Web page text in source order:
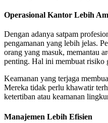
Operasional Kantor Lebih
Dengan adanya satpam
pengamanan yang lebih jelas.
orang yang masuk, memantau
penting. Hal ini membuat risiko
Keamanan yang terjaga
Mereka tidak perlu khawatir
ketertiban atau keamanan
Manajemen Lebih Efisien